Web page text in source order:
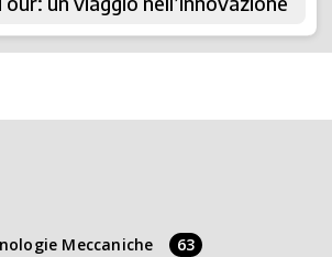
Meccaniche 63